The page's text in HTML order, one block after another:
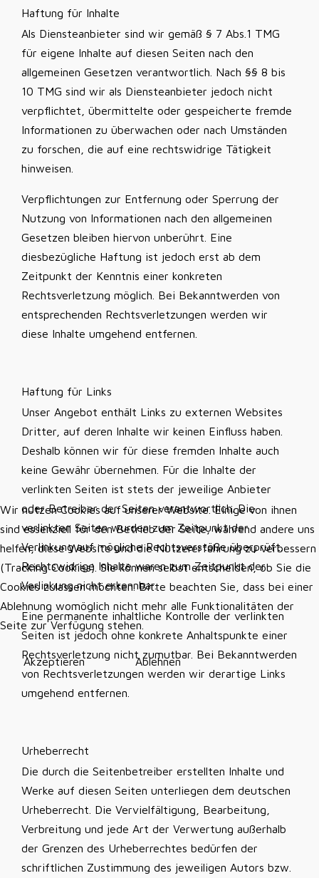
Haftung für Inhalte
Als Diensteanbieter sind wir gemäß § 7 Abs.1 TMG
für eigene Inhalte auf diesen Seiten nach den
allgemeinen Gesetzen verantwortlich. Nach §§ 8 bis
10 TMG sind wir als Diensteanbieter jedoch nicht
verpflichtet, übermittelte oder gespeicherte fremde
Informationen zu überwachen oder nach Umständen
zu forschen, die auf eine rechtswidrige Tätigkeit
hinweisen.
Verpflichtungen zur Entfernung oder Sperrung der
Nutzung von Informationen nach den allgemeinen
Gesetzen bleiben hiervon unberührt. Eine
diesbezügliche Haftung ist jedoch erst ab dem
Zeitpunkt der Kenntnis einer konkreten
Rechtsverletzung möglich. Bei Bekanntwerden von
entsprechenden Rechtsverletzungen werden wir
diese Inhalte umgehend entfernen.
Haftung für Links
Unser Angebot enthält Links zu externen Websites
Dritter, auf deren Inhalte wir keinen Einfluss haben.
Deshalb können wir für diese fremden Inhalte auch
keine Gewähr übernehmen. Für die Inhalte der
verlinkten Seiten ist stets der jeweilige Anbieter
oder Betreiber der Seiten verantwortlich. Die
verlinkten Seiten wurden zum Zeitpunkt der
Verlinkung auf mögliche Rechtsverstöße überprüft.
Rechtswidrige Inhalte waren zum Zeitpunkt der
Verlinkung nicht erkennbar.
Eine permanente inhaltliche Kontrolle der verlinkten
Seiten ist jedoch ohne konkrete Anhaltspunkte einer
Rechtsverletzung nicht zumutbar. Bei Bekanntwerden
von Rechtsverletzungen werden wir derartige Links
umgehend entfernen.
Urheberrecht
Die durch die Seitenbetreiber erstellten Inhalte und
Werke auf diesen Seiten unterliegen dem deutschen
Urheberrecht. Die Vervielfältigung, Bearbeitung,
Verbreitung und jede Art der Verwertung außerhalb
der Grenzen des Urheberrechtes bedürfen der
schriftlichen Zustimmung des jeweiligen Autors bzw.
Wir nutzen Cookies auf unserer Website. Einige von ihnen
sind essenziell für den Betrieb der Seite, während andere uns
helfen, diese Website und die Nutzererfahrung zu verbessern
(Tracking Cookies). Sie können selbst entscheiden, ob Sie die
Cookies zulassen möchten. Bitte beachten Sie, dass bei einer
Ablehnung womöglich nicht mehr alle Funktionalitäten der
Seite zur Verfügung stehen.
Akzeptieren Ablehnen